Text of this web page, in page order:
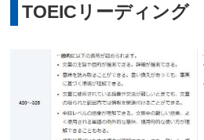
TOEICリーディング